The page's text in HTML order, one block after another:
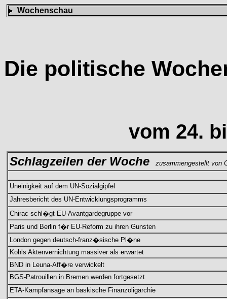
Wochenschau
Die politische
vom 24.
Schlagzeilen der Woche zusammengestellt von
Uneinigkeit auf dem UN-Sozialgipfel
Jahresbericht des UN-Entwicklungsprogramms
Chirac schl�gt EU-Avantgardegruppe vor
Paris und Berlin f�r EU-Reform zu ihren Gunsten
London gegen deutsch-franz�sische Pl�ne
Kohls Aktenvernichtung massiver als erwartet
BND in Leuna-Aff�re verwickelt
BGS-Patrouillen in Bremen werden fortgesetzt
ETA-Kampfansage an baskische Finanzoligarchie